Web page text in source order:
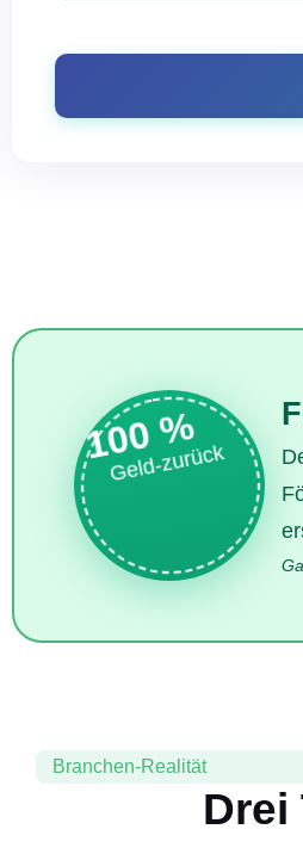
100 %
Geld-zurück
Branchen-Realität
Drei